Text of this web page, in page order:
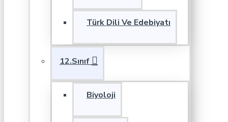
Türk Dili Ve Edebiyatı
12.Sınıf
Biyoloji